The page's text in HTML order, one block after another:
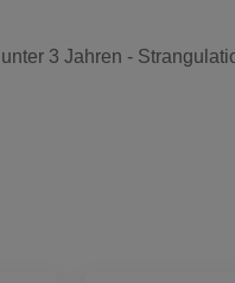
3 Jahren -